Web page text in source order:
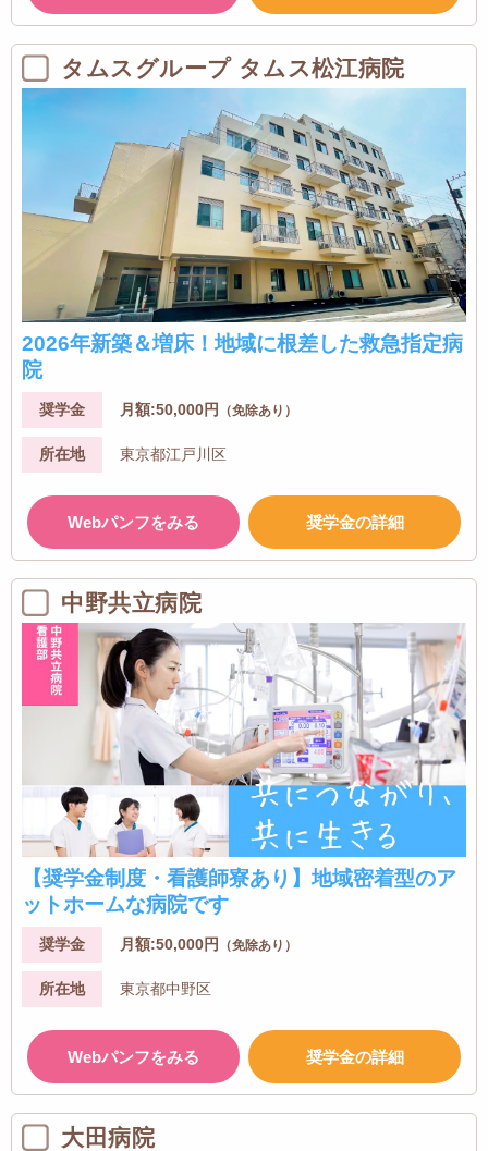
タムスグループ タムス松江病院
2026年新築＆増床！地域に根差した救急指定病
院
奨学金 月額:50,000円 （免除あり）
所在地 東京都江戸川区
Webパンフをみる 奨学金の詳細
中野共立病院
【奨学金制度・看護師寮あり】地域密着型のア
ットホームな病院です
奨学金 月額:50,000円 （免除あり）
所在地 東京都中野区
Webパンフをみる 奨学金の詳細
大田病院